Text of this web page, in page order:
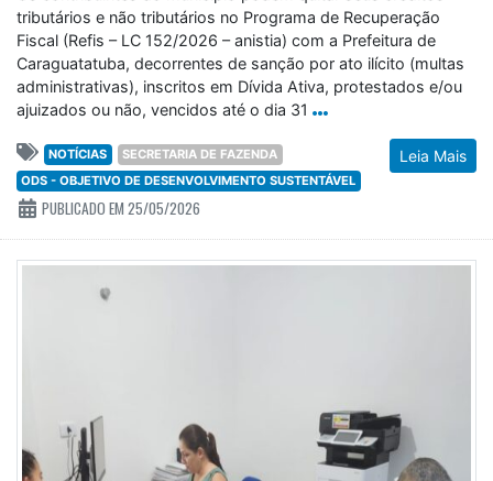
tributários e não tributários no Programa de Recuperação
Fiscal (Refis – LC 152/2026 – anistia) com a Prefeitura de
Caraguatatuba, decorrentes de sanção por ato ilícito (multas
administrativas), inscritos em Dívida Ativa, protestados e/ou
ajuizados ou não, vencidos até o dia 31
Leia Mais
NOTÍCIAS
SECRETARIA DE FAZENDA
ODS - OBJETIVO DE DESENVOLVIMENTO SUSTENTÁVEL
PUBLICADO EM 25/05/2026